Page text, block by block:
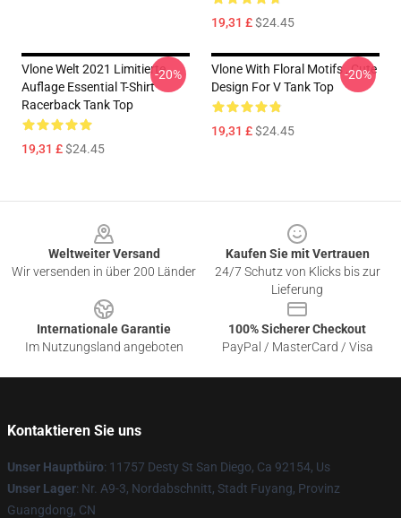
19,31 £$24.45
Vlone Welt 2021 Limitierte
Auflage Essential T-Shirt
Racerback Tank Top
19,31 £$24.45
-20%
Vlone With Floral Motifs , Cute
Design For V Tank Top
19,31 £$24.45
-20%
Weltweiter Versand
Wir versenden in über 200 Länder
Kaufen Sie mit Vertrauen
24/7 Schutz von Klicks bis zur
Lieferung
Internationale Garantie
Im Nutzungsland angeboten
100% Sicherer Checkout
PayPal / MasterCard / Visa
Kontaktieren Sie uns
Unser Hauptbüro: 11757 Desty St San Diego, Ca 92154, Us
Unser Lager: Nr. A9-3, Nordabschnitt, Stadt Fuyang, Provinz
Guangdong, CN